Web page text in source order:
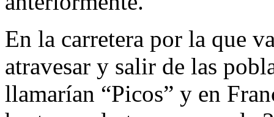
En la carretera por la que
atravesar y salir de las
llamarían “Picos” y en